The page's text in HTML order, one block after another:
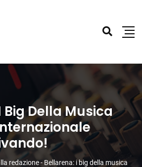
Big Della Musica
redazione- Bellarena: i big della musica